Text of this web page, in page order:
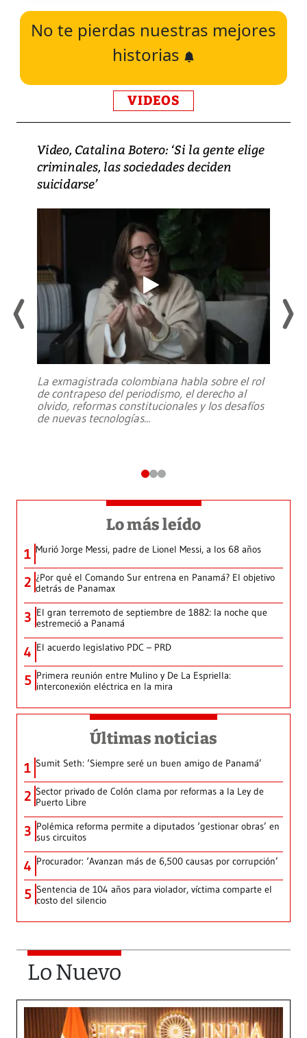
No te pierdas nuestras mejores
historias
VIDEOS
Video, Catalina Botero: ‘Si la gente elige
criminales, las sociedades deciden
suicidarse’
La exmagistrada colombiana habla sobre el rol
de contrapeso del periodismo, el derecho al
olvido, reformas constitucionales y los desafíos
de nuevas tecnologías...
Lo más leído
1 Murió Jorge Messi, padre de Lionel Messi, a los 68 años
2 ¿Por qué el Comando Sur entrena en Panamá? El objetivo
detrás de Panamax
3 El gran terremoto de septiembre de 1882: la noche que
estremeció a Panamá
4 El acuerdo legislativo PDC – PRD
5 Primera reunión entre Mulino y De La Espriella:
interconexión eléctrica en la mira
Últimas noticias
1 Sumit Seth: ‘Siempre seré un buen amigo de Panamá’
2 Sector privado de Colón clama por reformas a la Ley de
Puerto Libre
3 Polémica reforma permite a diputados ‘gestionar obras’ en
sus circuitos
4 Procurador: ‘Avanzan más de 6,500 causas por corrupción’
5 Sentencia de 104 años para violador, víctima comparte el
costo del silencio
Lo Nuevo